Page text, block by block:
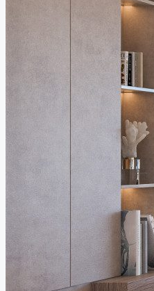
PORTUGALIA
WSZYSTKIE KRAJE
WSPÓŁPRACA
SPOŁECZNOŚĆ INWESTORÓW